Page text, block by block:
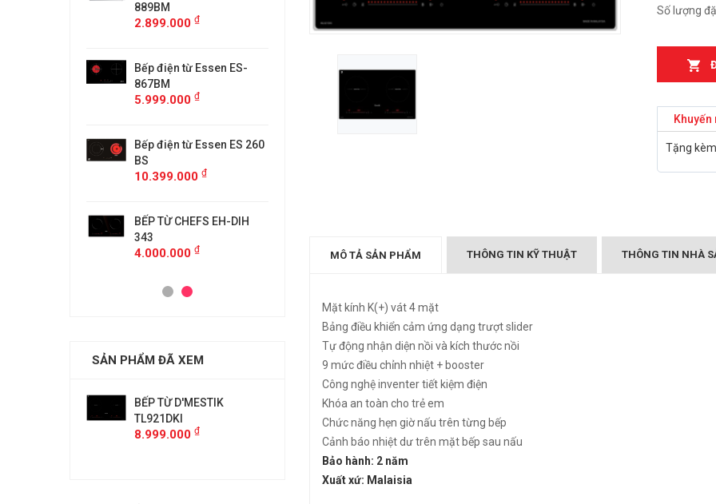
Số lượng
Tặng
MÔ TẢ SẢN PHẨM THÔNG TIN KỸ THUẬT THÔNG TIN NHÀ
Mặt kính K(+) vát 4 mặt
Bảng điều khiển cảm ứng dạng trượt slider
Tự động nhận diện nồi và kích thước nồi
9 mức điều chỉnh nhiệt + booster
Công nghệ inventer tiết kiệm điện
Khóa an toàn cho trẻ em
Chức năng hẹn giờ nấu trên từng bếp
Cảnh báo nhiệt dư trên mặt bếp sau nấu
Bảo hành: 2 năm
Xuất xứ: Malaisia
889BM
2.899.000 ₫
Bếp điện từ Essen ES-
867BM
5.999.000 ₫
Bếp điện từ Essen ES 260
BS
10.399.000 ₫
BẾP TỪ CHEFS EH-DIH
343
4.000.000 ₫
FS218CIH
4.599.000
MÁY HÚT MÙI KÍNH CONG
889BM
343
4.000.000 ₫
SẢN PHẨM ĐÃ XEM
BẾP TỪ D'MESTIK
TL921DKI
8.999.000 ₫
BẾP TỪ D'MESTIK
TL921DKI
8.999.000
TL921DKI
8.999.000